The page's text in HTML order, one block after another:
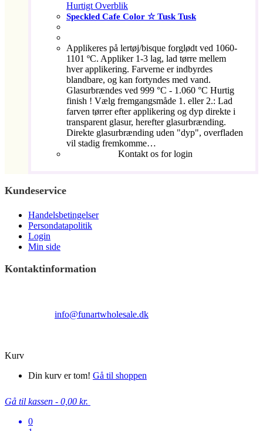
Hurtigt Overblik
Speckled Cafe Color ☆ Tusk Tusk
Applikeres på lertøj/bisque forglødt ved 1060-
1101 ºC. Appliker 1-3 lag, lad tørre mellem
hver applikering. Farverne er indbyrdes
blandbare, og kan fortyndes med vand.
Glasurbrændes ved 999 °C - 1.060 °C Hurtig
finish ! Vælg fremgangsmåde 1. eller 2.: Lad
farven tørrer efter applikering og dyp direkte i
transparent glasur, herefter glasurbrænding.
Direkte glasurbrænding uden "dyp", overfladen
vil stadig fremkomme…
Kontakt os for login
Kundeservice
Handelsbetingelser
Persondatapolitik
Login
Min side
Kontaktinformation
info@funartwholesale.dk
Kurv
Din kurv er tom! Gå til shoppen
Gå til kassen - 0,00 kr.
0